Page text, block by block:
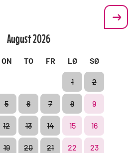
August2026
ON TO FR LØ SØ
1 2
5 6 7 8 9
12 13 14 15 16
19 20 21 22 23